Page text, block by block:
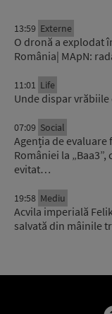
13:59 Externe
O dronă a explodat
România| MApN:
11:01 Life
Unde dispar vrăbiile
07:09 Social
Agenția de
României la
evitat…
19:58 Mediu
Acvila imperială
salvată din mâinile